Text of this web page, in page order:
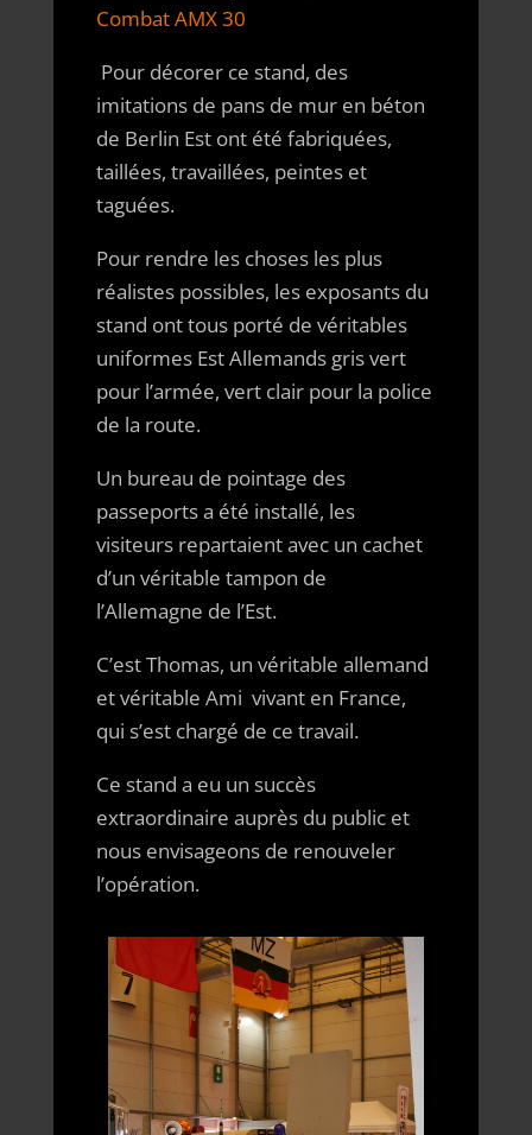
Combat AMX 30
Pour décorer ce stand, des
imitations de pans de mur en béton
de Berlin Est ont été fabriquées,
taillées, travaillées, peintes et
taguées.
Pour rendre les choses les plus
réalistes possibles, les exposants du
stand ont tous porté de véritables
uniformes Est Allemands gris vert
pour l’armée, vert clair pour la police
de la route.
Un bureau de pointage des
passeports a été installé, les
visiteurs repartaient avec un cachet
d’un véritable tampon de
l’Allemagne de l’Est.
C’est Thomas, un véritable allemand
et véritable Ami vivant en France,
qui s’est chargé de ce travail.
Ce stand a eu un succès
extraordinaire auprès du public et
nous envisageons de renouveler
l’opération.